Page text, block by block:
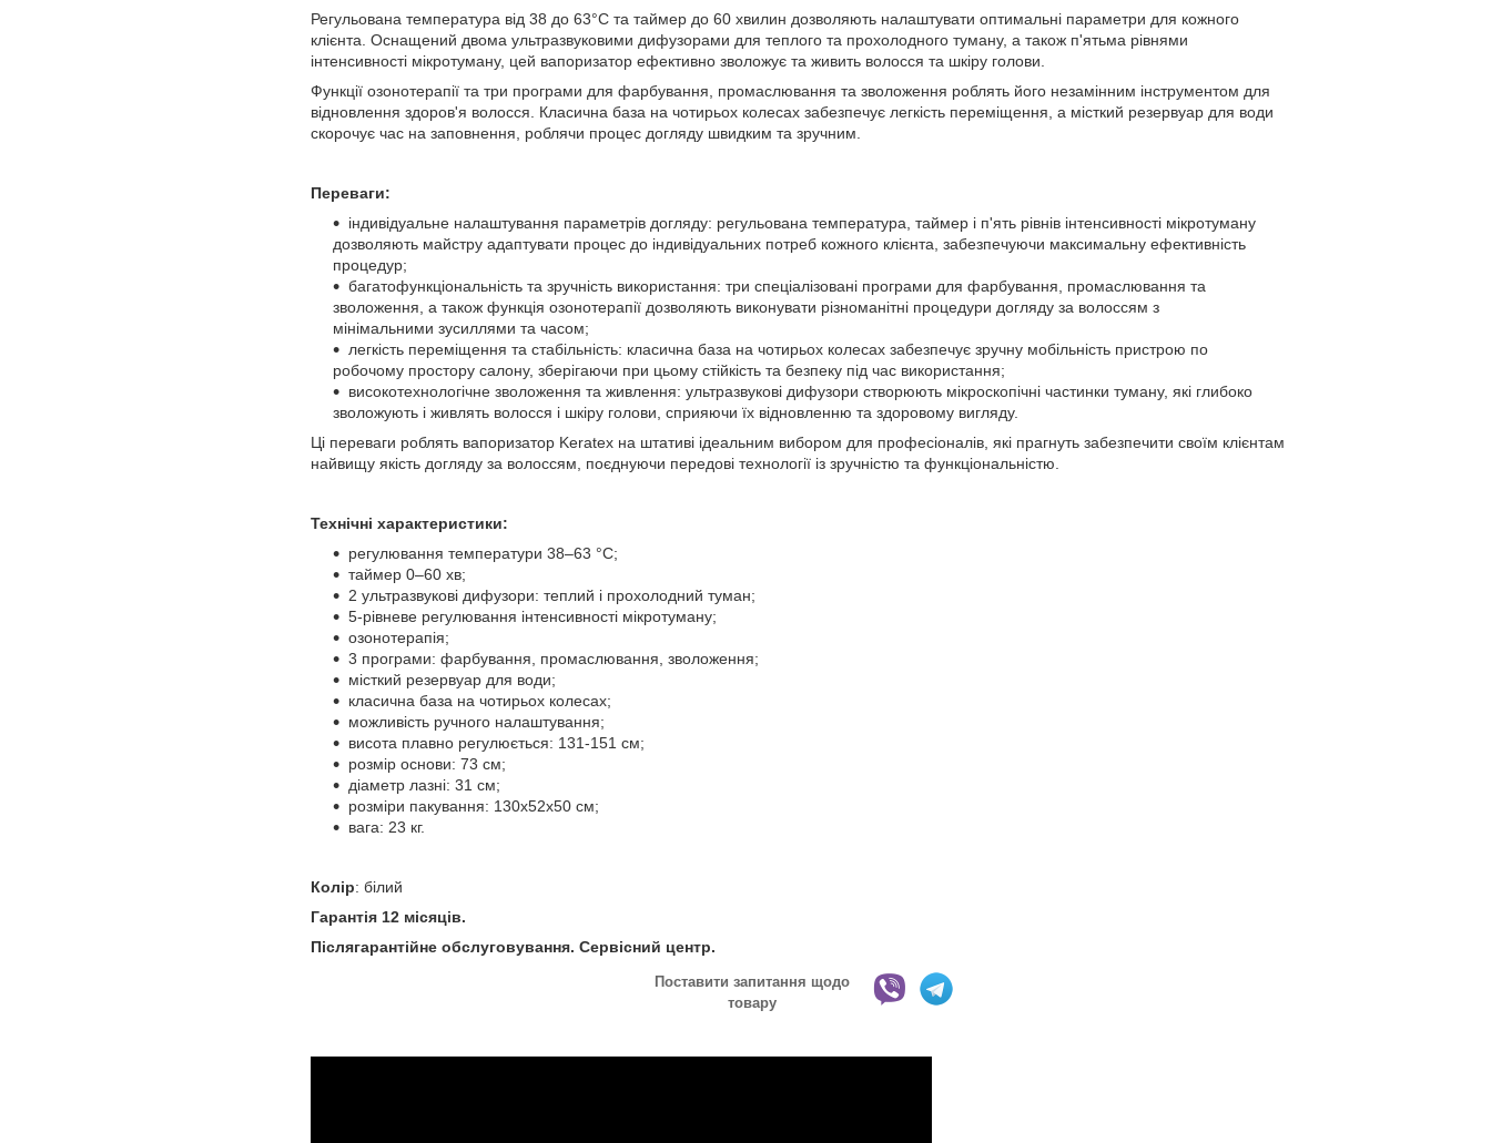
Регульована температура від 38 до 63°C та таймер до 60 хвилин дозволяють налаштувати оптимальні параметри для кожного
клієнта. Оснащений двома ультразвуковими дифузорами для теплого та прохолодного туману, а також п'ятьма рівнями
інтенсивності мікротуману, цей вапоризатор ефективно зволожує та живить волосся та шкіру голови.
Функції озонотерапії та три програми для фарбування, промаслювання та зволоження роблять його незамінним інструментом для
відновлення здоров'я волосся. Класична база на чотирьох колесах забезпечує легкість переміщення, а місткий резервуар для води
скорочує час на заповнення, роблячи процес догляду швидким та зручним.
Переваги:
індивідуальне налаштування параметрів догляду: регульована температура, таймер і п'ять рівнів інтенсивності мікротуману
дозволяють майстру адаптувати процес до індивідуальних потреб кожного клієнта, забезпечуючи максимальну ефективність
процедур;
багатофункціональність та зручність використання: три спеціалізовані програми для фарбування, промаслювання та
зволоження, а також функція озонотерапії дозволяють виконувати різноманітні процедури догляду за волоссям з
мінімальними зусиллями та часом;
легкість переміщення та стабільність: класична база на чотирьох колесах забезпечує зручну мобільність пристрою по
робочому простору салону, зберігаючи при цьому стійкість та безпеку під час використання;
високотехнологічне зволоження та живлення: ультразвукові дифузори створюють мікроскопічні частинки туману, які глибоко
зволожують і живлять волосся і шкіру голови, сприяючи їх відновленню та здоровому вигляду.
Ці переваги роблять вапоризатор Keratex на штативі ідеальним вибором для професіоналів, які прагнуть забезпечити своїм клієнтам
найвищу якість догляду за волоссям, поєднуючи передові технології із зручністю та функціональністю.
Технічні характеристики:
регулювання температури 38–63 °C;
таймер 0–60 хв;
2 ультразвукові дифузори: теплий і прохолодний туман;
5-рівневе регулювання інтенсивності мікротуману;
озонотерапія;
3 програми: фарбування, промаслювання, зволоження;
місткий резервуар для води;
класична база на чотирьох колесах;
можливість ручного налаштування;
висота плавно регулюється: 131-151 см;
розмір основи: 73 см;
діаметр лазні: 31 см;
розміри пакування: 130x52x50 см;
вага: 23 кг.
Колір: білий
Гарантія 12 місяців.
Післягарантійне обслуговування. Сервісний центр.
Поставити запитання щодо
товару